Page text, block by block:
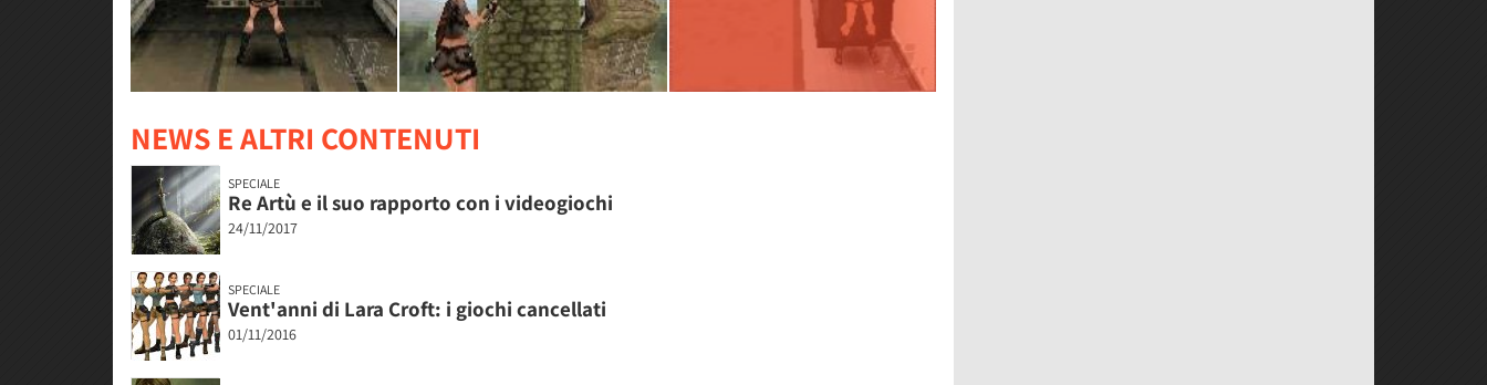
NEWS E ALTRI CONTENUTI
SPECIALE
Re Artù e il suo rapporto con i videogiochi
24/11/2017
SPECIALE
Vent'anni di Lara Croft: i giochi cancellati
01/11/2016